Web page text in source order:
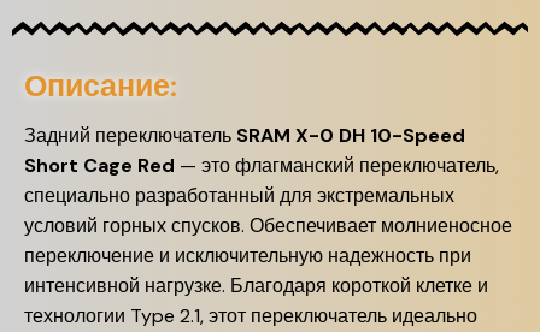
Описание:
Задний переключатель SRAM X-0 DH 10-Speed
Short Cage Red — это флагманский переключатель,
специально разработанный для экстремальных
условий горных спусков. Обеспечивает молниеносное
переключение и исключительную надежность при
интенсивной нагрузке. Благодаря короткой клетке и
технологии Type 2.1, этот переключатель идеально